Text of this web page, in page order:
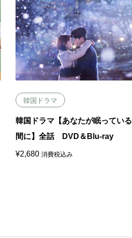
韓国ドラマ
韓国ドラマ【あなたが眠っている
間に】全話 DVD＆Blu-ray
¥2,680 消費税込み